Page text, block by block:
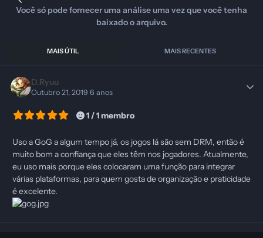
Você só pode fornecer uma análise uma vez que você tenha
baixado o arquivo.
MAIS ÚTIL MAIS RECENTES
D.Ryuu
Outubro 21, 20196 anos
1 / 1 membro
Uso a GoG a algum tempo já, os jogos lá são sem DRM, então é
muito bom a confiança que eles têm nos jogadores. Atualmente,
eu uso mais porque eles colocaram uma função para integrar
várias plataformas, para quem gosta de organização e praticidade
é excelente.